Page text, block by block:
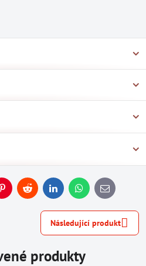
PinterestReddit LinkedInWhatsApp
E-
mail
Následující produkt
produkty